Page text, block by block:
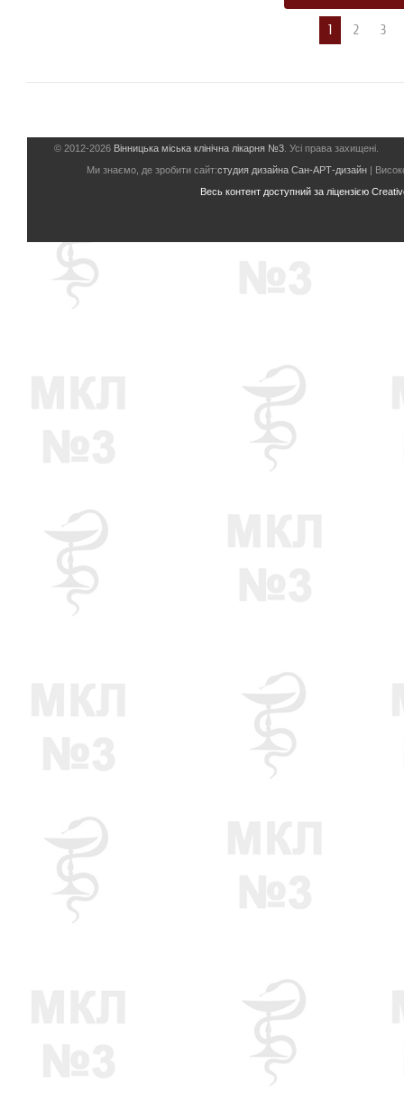
1 2 3
© 2012-2026 Вінницька міська клінічна лікарня №3 . Усі права захищені.
Ми знаємо, де зробити сайт:студия дизайна Сан-АРТ-дизайн|
Весь контент доступний за ліцензією